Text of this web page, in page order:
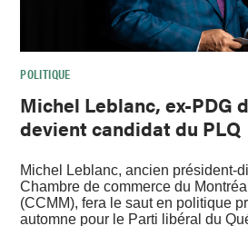
POLITIQUE
Michel Leblanc, ex-PDG
devient candidat du PLQ
Michel Leblanc, ancien président-
Chambre de commerce du
(CCMM), fera le saut en politique
automne pour le Parti libéral du